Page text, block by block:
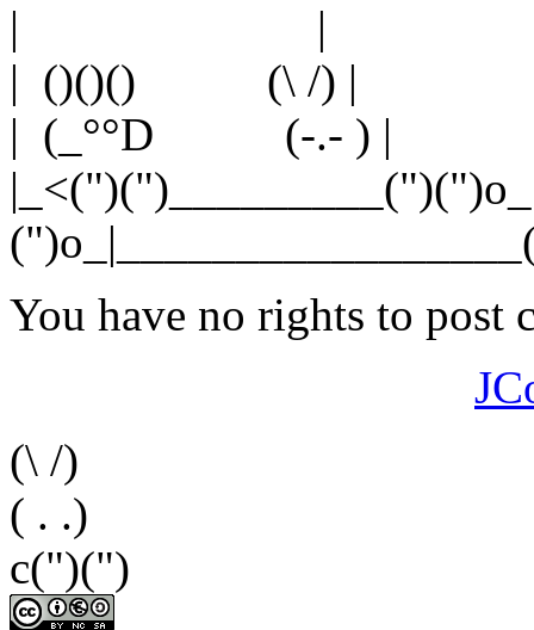
| | | bouler
| ()()() (\ /)
| (_°°D (-.- )
You have no rights to post
(\ /)
( . .)
c(")(")